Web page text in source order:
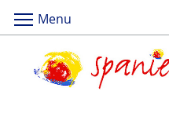
Menu